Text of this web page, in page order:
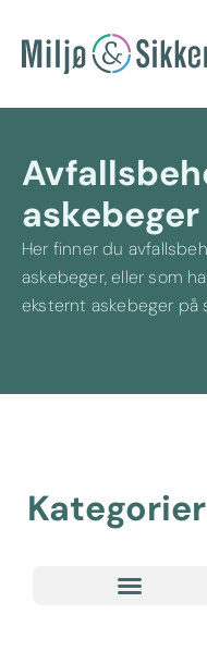
rett
askebeger
Her finner du
askebeger, eller som
eksternt askebeger på
Kategorier